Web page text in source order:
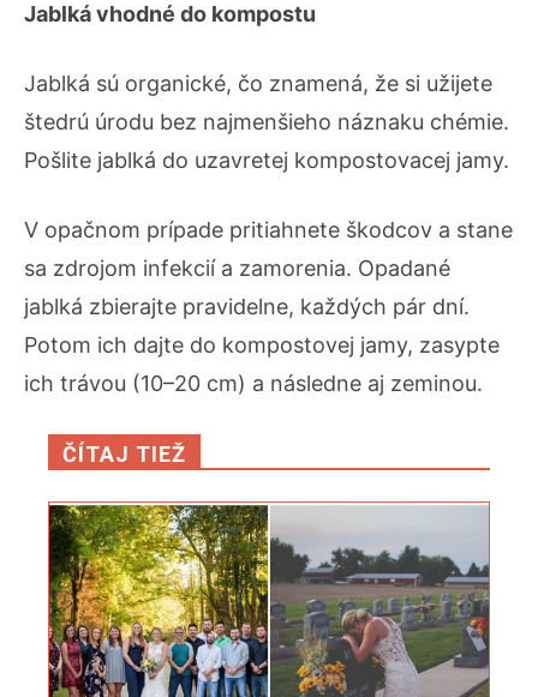
Jablká vhodné do kompostu
Jablká sú organické, čo znamená, že si užijete
štedrú úrodu bez najmenšieho náznaku chémie.
Pošlite jablká do uzavretej kompostovacej jamy.
V opačnom prípade pritiahnete škodcov a stane
sa zdrojom infekcií a zamorenia. Opadané
jablká zbierajte pravidelne, každých pár dní.
Potom ich dajte do kompostovej jamy, zasypte
ich trávou (10–20 cm) a následne aj zeminou.
ČÍTAJ TIEŽ